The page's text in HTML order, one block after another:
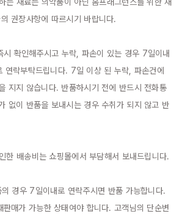
는 재료는 의약품이 아닌 홈프래그런스를 위한 재
권장사항에 따르시기 바랍니다.
확인해주시고 누락, 파손이 있는 경우 7일이내
락부탁드립니다. 7일 이상 된 누락, 파손건에
지지 않습니다. 반품하시기 전에 반드시 전화통
없이 반품을 보내시는 경우 수취가 되지 않고 반
한 배송비는 쇼핑몰에서 부담해서 보내드립니다.
경우 7일이내로 연락주시면 반품 가능합니다.
매가 가능한 상태여야 합니다. 고객님의 단순변